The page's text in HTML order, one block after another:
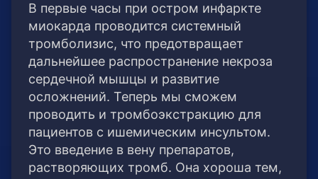
В первые часы при остром инфаркте
миокарда проводится системный
тромболизис, что предотвращает
дальнейшее распространение некроза
сердечной мышцы и развитие
осложнений. Теперь мы сможем
проводить и тромбоэкстракцию для
пациентов с ишемическим инсультом.
Это введение в вену препаратов,
растворяющих тромб. Она хороша тем,